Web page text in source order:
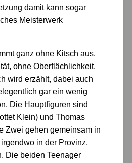
damit kann sogar
Meisterwerk
ganz ohne Kitsch aus,
ohne Oberflächlichkeit.
wird erzählt, dabei auch
gar ein wenig
Die Hauptfiguren sind
Klein) und Thomas
Zwei gehen gemeinsam in
in der Provinz,
Die beiden Teenager